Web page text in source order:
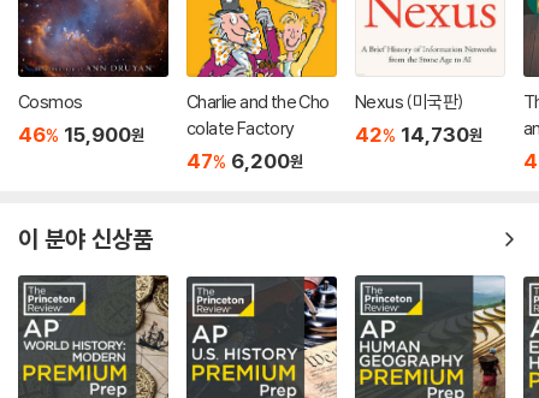
Cosmos
46% 15,900원
Charlie and the Cho
colate Factory
47% 6,200원
Nexus (미국판)
42% 14,730원
an : 2013 뉴
작
이 분야 신상품